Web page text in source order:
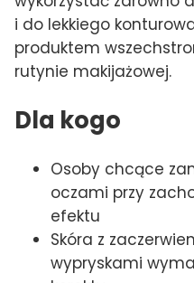
i do lekkiego
produktem
rutynie makijażowej.
Dla kogo
Osoby chcące
oczami przy
efektu
Skóra z
wypryskami